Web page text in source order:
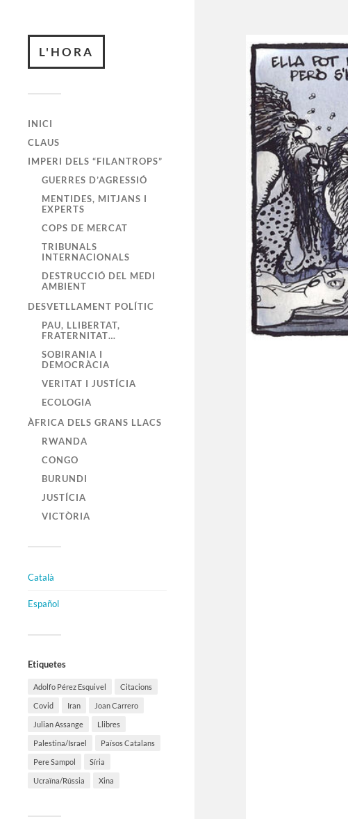
L'HORA
INICI
CLAUS
IMPERI DELS “FILANTROPS”
GUERRES D’AGRESSIÓ
MENTIDES, MITJANS I
EXPERTS
COPS DE MERCAT
TRIBUNALS
INTERNACIONALS
DESTRUCCIÓ DEL MEDI
AMBIENT
DESVETLLAMENT POLÍTIC
PAU, LLIBERTAT,
FRATERNITAT…
SOBIRANIA I
DEMOCRÀCIA
VERITAT I JUSTÍCIA
ECOLOGIA
ÀFRICA DELS GRANS LLACS
RWANDA
CONGO
BURUNDI
JUSTÍCIA
VICTÒRIA
Català
Español
Etiquetes
Adolfo Pérez Esquivel Citacions
Covid Iran Joan Carrero
Julian Assange Llibres
Palestina/Israel Països Catalans
Pere Sampol Síria
Ucraïna/Rússia Xina